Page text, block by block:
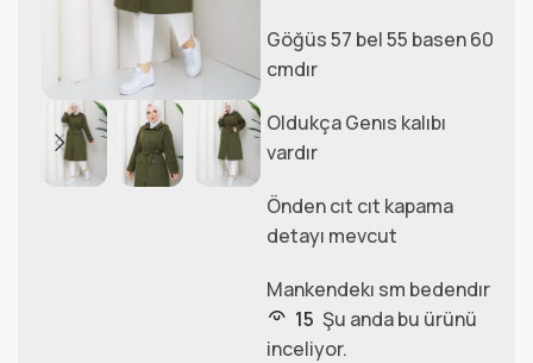
Göğüs 57 bel 55 basen 60
cmdır
Oldukça Genıs kalıbı
vardır
Önden cıt cıt kapama
detayı mevcut
Mankendekı sm bedendır
15 Şu anda bu ürünü
inceliyor.